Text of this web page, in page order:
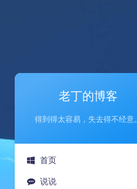
老丁的博客
得到得太容易，失去得不经意。
首页
说说